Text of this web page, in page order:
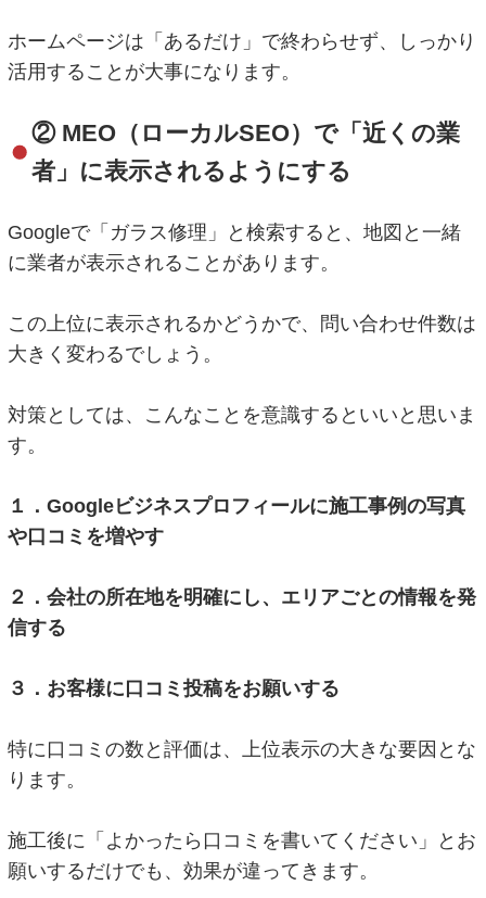
ホームページは「あるだけ」で終わらせず、しっかり
活用することが大事になります。
② MEO（ローカルSEO）で「近くの業
者」に表示されるようにする
Googleで「ガラス修理」と検索すると、地図と一緒
に業者が表示されることがあります。
この上位に表示されるかどうかで、問い合わせ件数は
大きく変わるでしょう。
対策としては、こんなことを意識するといいと思いま
す。
１．Googleビジネスプロフィールに施工事例の写真
や口コミを増やす
２．会社の所在地を明確にし、エリアごとの情報を発
信する
３．お客様に口コミ投稿をお願いする
特に口コミの数と評価は、上位表示の大きな要因とな
ります。
施工後に「よかったら口コミを書いてください」とお
願いするだけでも、効果が違ってきます。